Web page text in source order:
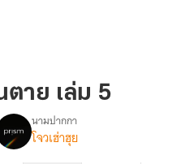
าย เล่ม 5
นามปากกา
โจวเฮ่าฮุย